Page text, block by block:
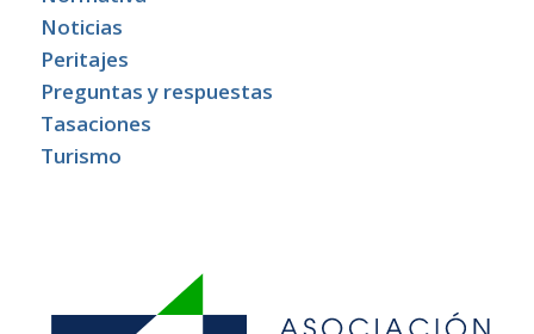
Noticias
Peritajes
Preguntas y respuestas
Tasaciones
Turismo